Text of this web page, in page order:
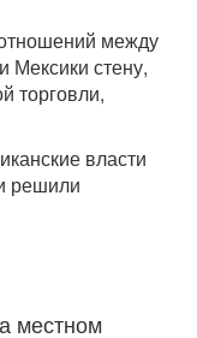
между
стену,
торговли,
власти
решили
местном